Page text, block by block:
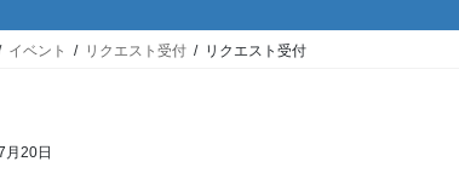
イベント リクエスト受付 リクエスト受付
月20日